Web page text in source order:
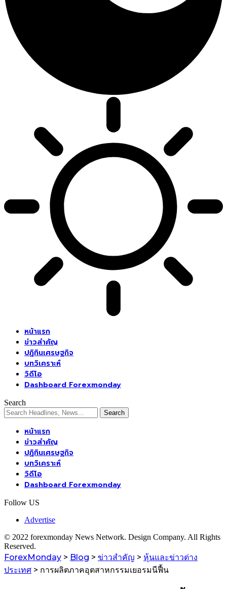
หน้าแรก
ข่าวสำคัญ
ปฏิทินเศรษฐกิจ
บทวิเคราะห์
วิดีโอ
Dashboard Forexmonday
Search
หน้าแรก
ข่าวสำคัญ
ปฏิทินเศรษฐกิจ
บทวิเคราะห์
วิดีโอ
Dashboard Forexmonday
Follow US
Advertise
© 2022 forexmonday News Network. Design Company. All Rights
Reserved.
ForexMonday > Blog > ข่าวสำคัญ > หุ้นและข่าวต่าง
ประเทศ > การผลิตภาคอุตสาหกรรมเยอรมนีฟื้น